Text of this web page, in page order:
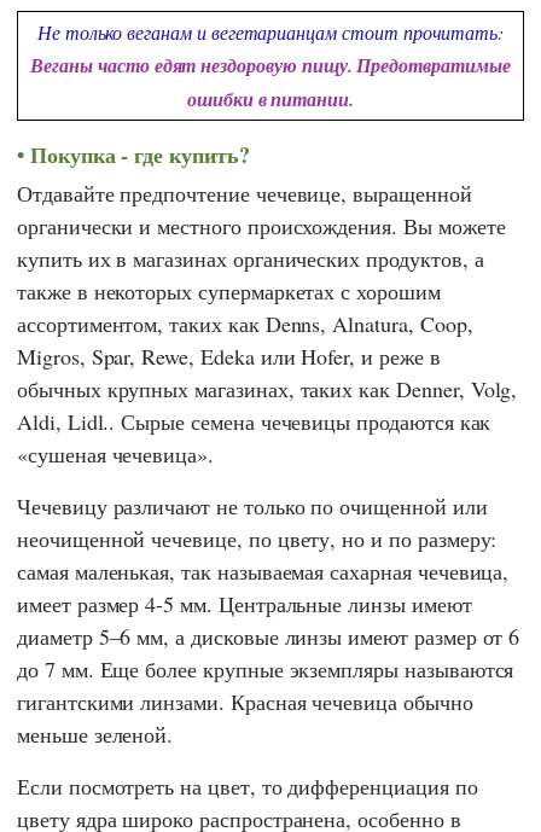
Не только веганам и вегетарианцам стоит прочитать:
Веганы часто едят нездоровую пищу. Предотвратимые
ошибки в питании.
Покупка - где купить?
Отдавайте предпочтение чечевице, выращенной
органически и местного происхождения. Вы можете
купить их в магазинах органических продуктов, а
также в некоторых супермаркетах с хорошим
ассортиментом, таких как Denns,Alnatura, Coop,
Migros, Spar,Rewe, EdekaилиHofer, и реже в
обычных крупных магазинах, таких какDenner, Volg,
Aldi, Lidl.. Сырые семена чечевицы продаются как
«сушеная чечевица».
Чечевицу различают не только по очищенной или
неочищенной чечевице, по цвету, но и по размеру:
самая маленькая, так называемая сахарная чечевица,
имеет размер 4-5 мм. Центральные линзы имеют
диаметр 5–6 мм, а дисковые линзы имеют размер от 6
до 7 мм. Еще более крупные экземпляры называются
гигантскими линзами. Красная чечевица обычно
меньше зеленой.
Если посмотреть на цвет, то дифференциация по
цвету ядра широко распространена, особенно в